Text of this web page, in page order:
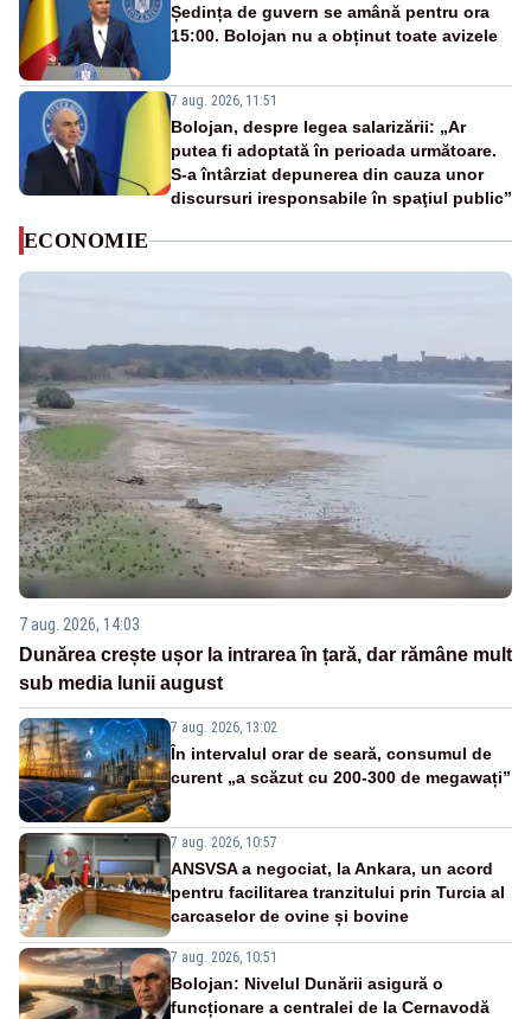
Ședința de guvern se amână pentru ora
15:00. Bolojan nu a obținut toate avizele
7 aug. 2026, 11:51
Bolojan, despre legea salarizării: „Ar
putea fi adoptată în perioada următoare.
S-a întârziat depunerea din cauza unor
discursuri iresponsabile în spaţiul public”
ECONOMIE
7 aug. 2026, 14:03
Dunărea crește ușor la intrarea în țară, dar rămâne mult
sub media lunii august
7 aug. 2026, 13:02
În intervalul orar de seară, consumul de
curent „a scăzut cu 200-300 de megawați”
7 aug. 2026, 10:57
ANSVSA a negociat, la Ankara, un acord
pentru facilitarea tranzitului prin Turcia al
carcaselor de ovine și bovine
7 aug. 2026, 10:51
Bolojan: Nivelul Dunării asigură o
funcționare a centralei de la Cernavodă